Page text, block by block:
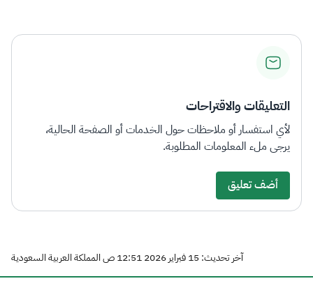
التعليقات والاقتراحات
لأي استفسار أو ملاحظات حول الخدمات أو الصفحة الحالية،
يرجى ملء المعلومات المطلوبة.
أضف تعليق
آخر تحديث: 15 فبراير 2026 12:51 ص المملكة العربية السعودية